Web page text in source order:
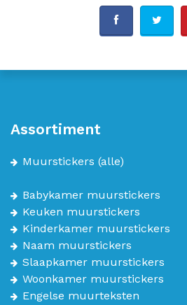
Assortiment
Muurstickers (alle)
Babykamer muurstickers
Keuken muurstickers
Kinderkamer muurstickers
Naam muurstickers
Slaapkamer muurstickers
Woonkamer muurstickers
Engelse muurteksten